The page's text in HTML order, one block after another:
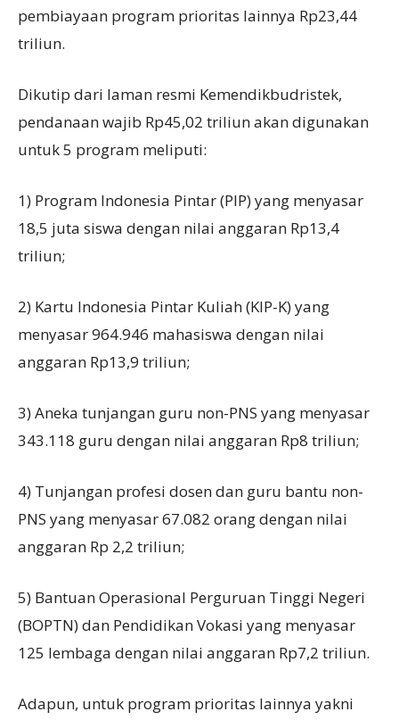
pembiayaan program prioritas lainnya Rp23,44
triliun.
Dikutip dari laman resmi Kemendikbudristek,
pendanaan wajib Rp45,02 triliun akan digunakan
untuk 5 program meliputi:
1) Program Indonesia Pintar (PIP) yang menyasar
18,5 juta siswa dengan nilai anggaran Rp13,4
triliun;
2) Kartu Indonesia Pintar Kuliah (KIP-K) yang
menyasar 964.946 mahasiswa dengan nilai
anggaran Rp13,9 triliun;
3) Aneka tunjangan guru non-PNS yang menyasar
343.118 guru dengan nilai anggaran Rp8 triliun;
4) Tunjangan profesi dosen dan guru bantu non-
PNS yang menyasar 67.082 orang dengan nilai
anggaran Rp 2,2 triliun;
5) Bantuan Operasional Perguruan Tinggi Negeri
(BOPTN) dan Pendidikan Vokasi yang menyasar
125 lembaga dengan nilai anggaran Rp7,2 triliun.
Adapun, untuk program prioritas lainnya yakni